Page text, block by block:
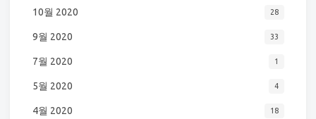
10월 2020 28
9월 2020 33
7월 2020 1
5월 2020 4
4월 2020 18